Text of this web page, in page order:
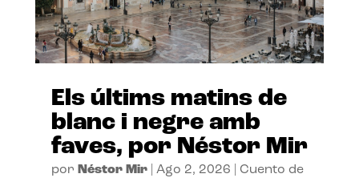
Els últims matins de
blanc i negre amb
faves, por Néstor Mir
por Néstor Mir| Ago 2, 2026
Cuento de